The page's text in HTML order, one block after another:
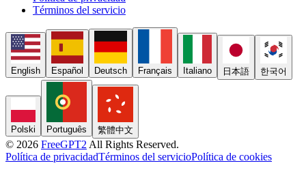
Términos del servicio
English Español Deutsch Français Italiano 日本語 한국어
Polski Português 繁體中文
© 2026 FreeGPT2 All Rights Reserved.
Política de privacidadTérminos del servicioPolítica de cookies